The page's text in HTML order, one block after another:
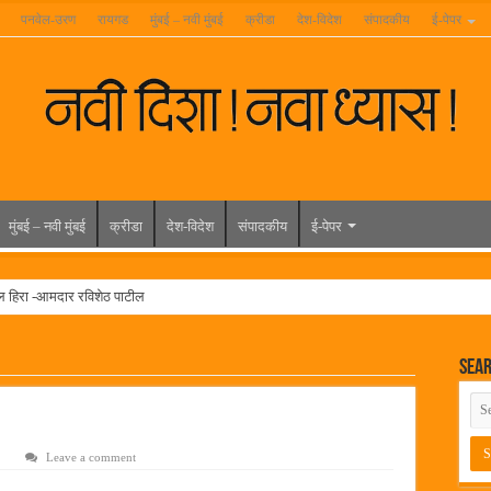
पनवेल-उरण रायगड मुंबई – नवी मुंबई क्रीडा देश-विदेश संपादकीय ई-पेपर
मुंबई – नवी मुंबई क्रीडा देश-विदेश संपादकीय ई-पेपर
-आमदार रविशेठ पाटील
मुख्य प्रशासकीय कार्यालयासह भव्य मूट कोर्टचे बुधवारी उद्घाटन
Leave a comment